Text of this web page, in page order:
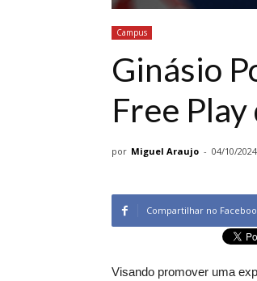
Campus
Ginásio
Free
por Miguel Araujo - 04/10/2024
Compartilhar no
Visando promover uma